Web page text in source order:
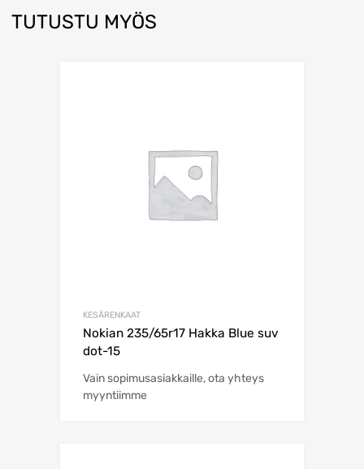
TUTUSTU MYÖS
KESÄRENKAAT
Nokian 235/65r17 Hakka Blue suv
dot-15
Vain sopimusasiakkaille, ota yhteys
myyntiimme